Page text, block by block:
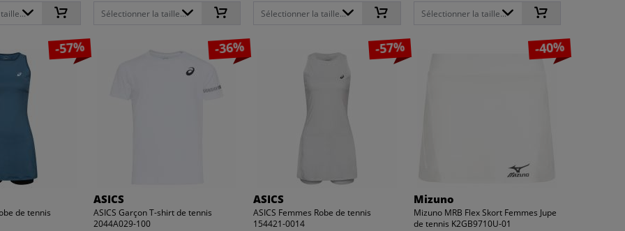
Sélectionner la taille... Sélectionner la taille... Sélectionner la taille...
-57%
de tennis
-36%
ASICS
ASICS Garçon T-shirt de tennis
2044A029-100
-57%
ASICS
ASICS Femmes Robe de tennis
154421-0014
-40%
Mizuno
Mizuno MRB Flex Skort Femmes Jupe
de tennis K2GB9710U-01